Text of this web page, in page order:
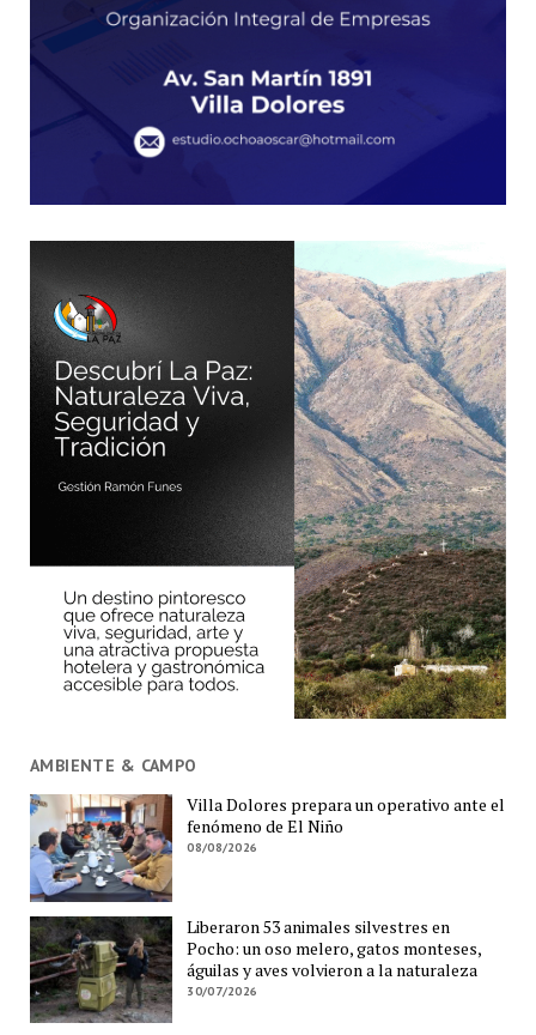
AMBIENTE & CAMPO
Villa Dolores prepara un operativo ante el
fenómeno de El Niño
08/08/2026
Liberaron 53 animales silvestres en
Pocho: un oso melero, gatos monteses,
águilas y aves volvieron a la naturaleza
30/07/2026